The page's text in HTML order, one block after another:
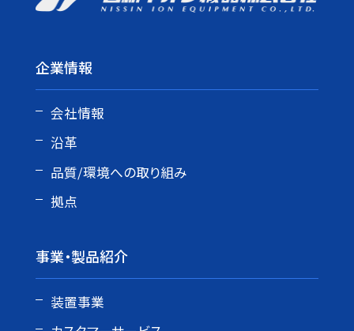
企業情報
会社情報
沿革
品質/環境への取り組み
拠点
事業・製品紹介
装置事業